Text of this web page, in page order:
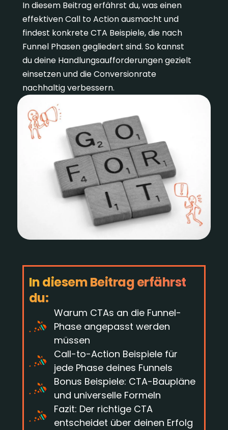
In diesem Beitrag erfährst du, was einen
effektiven Call to Action ausmacht und
findest konkrete CTA Beispiele, die nach
Funnel Phasen gegliedert sind. So kannst
du deine Handlungsaufforderungen gezielt
einsetzen und die Conversionrate
nachhaltig verbessern.
In diesem Beitrag erfährst
du:
Warum CTAs an die Funnel-
Phase angepasst werden
müssen
Call-to-Action Beispiele für
jede Phase deines Funnels
Bonus Beispiele: CTA-Baupläne
und universelle Formeln
Fazit: Der richtige CTA
entscheidet über deinen Erfolg